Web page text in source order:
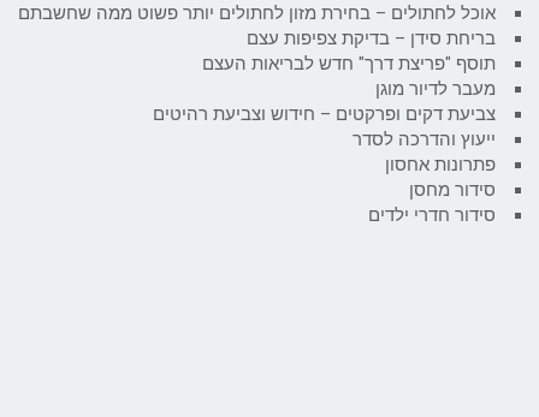
אוכל לחתולים – בחירת מזון לחתולים יותר פשוט ממה שחשבתם
בריחת סידן – בדיקת צפיפות עצם
תוסף "פריצת דרך" חדש לבריאות העצם
מעבר לדיור מוגן
צביעת דקים ופרקטים – חידוש וצביעת רהיטים
ייעוץ והדרכה לסדר
פתרונות אחסון
סידור מחסן
סידור חדרי ילדים